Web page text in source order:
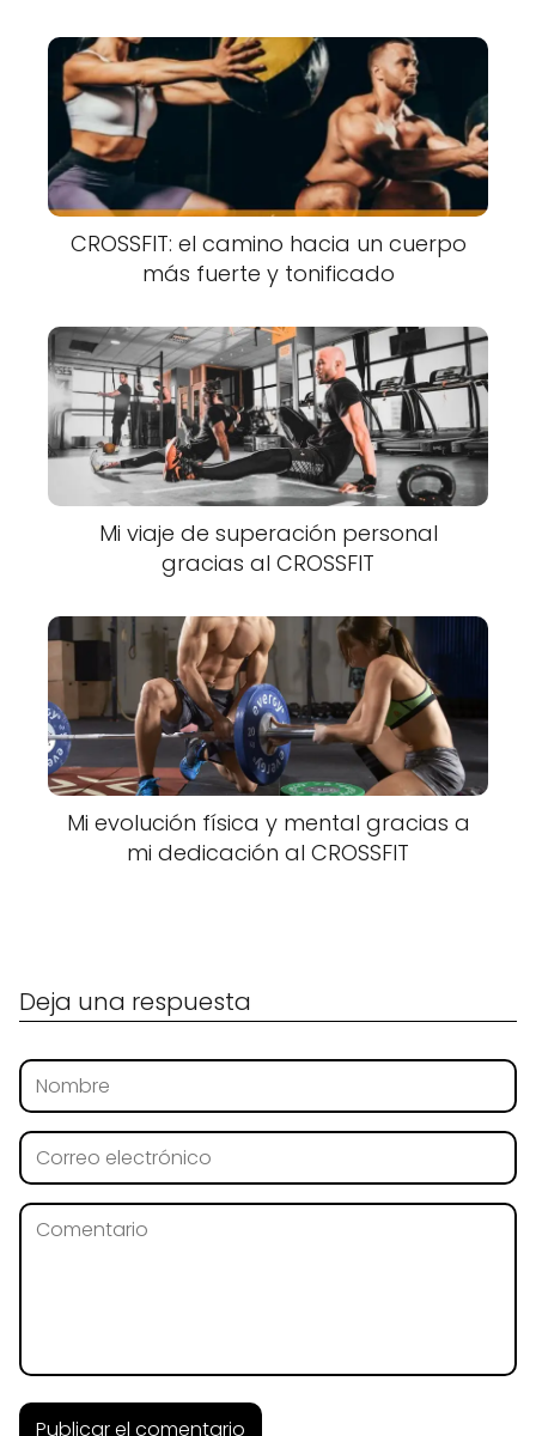
CROSSFIT: el camino hacia un cuerpo
más fuerte y tonificado
Mi viaje de superación personal
gracias al CROSSFIT
Mi evolución física y mental gracias a
mi dedicación al CROSSFIT
Deja una respuesta